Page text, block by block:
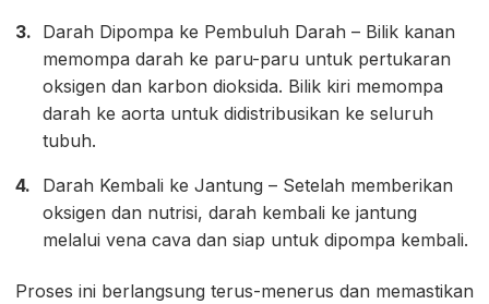
Darah Dipompa ke Pembuluh Darah – Bilik kanan
memompa darah ke paru-paru untuk pertukaran
oksigen dan karbon dioksida. Bilik kiri memompa
darah ke aorta untuk didistribusikan ke seluruh
tubuh.
Darah Kembali ke Jantung – Setelah memberikan
oksigen dan nutrisi, darah kembali ke jantung
melalui vena cava dan siap untuk dipompa kembali.
Proses ini berlangsung terus-menerus dan memastikan